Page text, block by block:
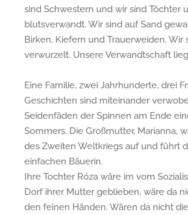
sind Schwestern und wir sind Töchter
blutsverwandt. Wir sind auf Sand
Birken, Kiefern und Trauerweiden. Wir
verwurzelt. Unsere Verwandtschaft
Eine Familie, zwei Jahrhunderte, drei
Geschichten sind miteinander
Seidenfäden der Spinnen am Ende
Sommers. Die Großmutter, Marianna,
des Zweiten Weltkriegs auf und führt
einfachen Bäuerin.
Ihre Tochter Róza wäre im vom
Dorf ihrer Mutter geblieben, wäre da
den feinen Händen. Wären da nicht